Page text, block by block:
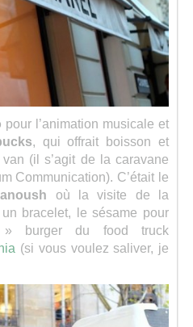
pour l’animation musicale et
, qui offrait boisson et
(il s’agit de la caravane
Communication). C’était le
où la visite de la
bracelet, le sésame pour
burger du food truck
(si vous voulez saliver, je